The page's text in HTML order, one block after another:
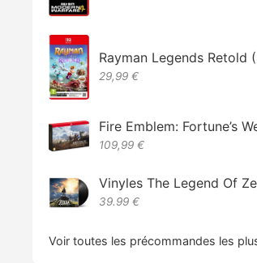
Rayman Legends Retold
29,99 €
Fire Emblem: Fortune’s
109,99 €
Vinyles The Legend Of
39.99 €
Voir toutes les précommandes les